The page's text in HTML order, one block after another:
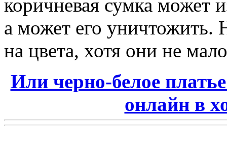
коричневая сумка может
а может его уничтожить.
на цвета, хотя они не
Или черно-белое
онлайн в